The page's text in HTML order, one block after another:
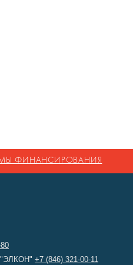
ФИНАНСИРОВАНИЯ
"ЭЛКОН" +7 (846) 321-00-11